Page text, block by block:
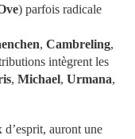
) parfois radicale
, Cambreling,
intègrent les
, Michael, Urmana,
auront une